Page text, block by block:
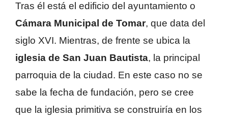
Tras él está el edificio del ayuntamiento o
Cámara Municipal de Tomar, que data del
siglo XVI. Mientras, de frente se ubica la
iglesia de San Juan Bautista, la principal
parroquia de la ciudad. En este caso no se
sabe la fecha de fundación, pero se cree
que la iglesia primitiva se construiría en los